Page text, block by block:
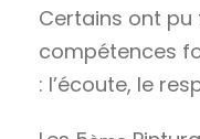
Certains ont
compétences
: l’écoute, le